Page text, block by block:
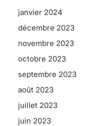
janvier 2024
décembre 2023
novembre 2023
octobre 2023
septembre 2023
août 2023
juillet 2023
juin 2023